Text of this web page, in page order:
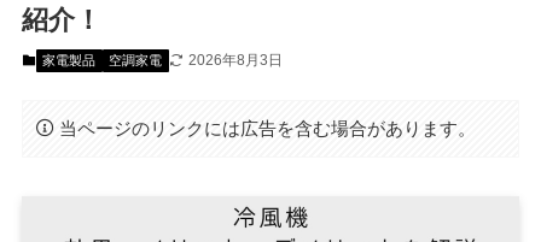
紹介！
家電製品 空調家電 2026年8月3日
当ページのリンクには広告を含む場合があります。